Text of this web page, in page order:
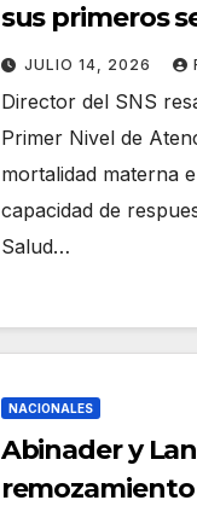
sus primeros
del SNS;
producción,
Nacional de
JULIO 14, 2026
Director del SNS
Primer Nivel de
mortalidad materna
capacidad de
Salud…
NACIONALES
Abinader y